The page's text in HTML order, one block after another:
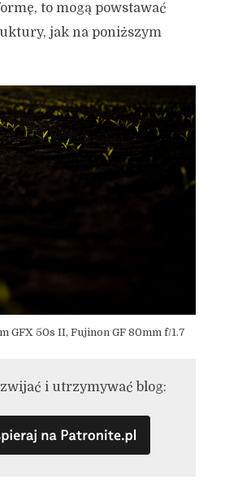
to mogą powstawać
jak na poniższym
GFX 50s II, Fujinon GF 80mm f/1.7
i utrzymywać blog: